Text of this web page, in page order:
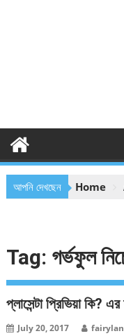
আপনি দেখছেন Home
Tag: গর্ভফুল
প্লাসেন্টা প্রিভিয়া কি?
July 20, 2017